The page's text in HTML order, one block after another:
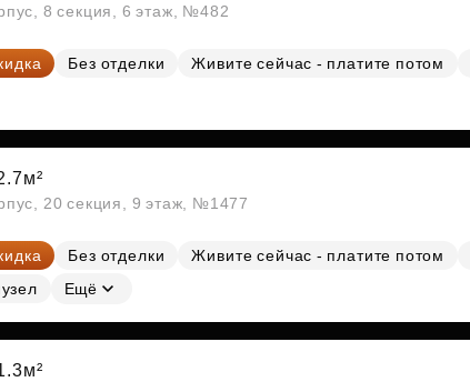
8 секция, 6 этаж, №482
Без отделки Живите сейчас - платите потом
20 секция, 9 этаж, №1477
Без отделки Живите сейчас - платите потом
Ещё